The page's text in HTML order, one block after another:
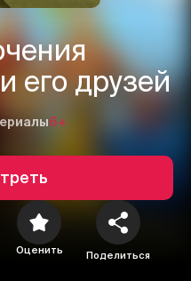
его друзей
6+
Оценить Поделиться